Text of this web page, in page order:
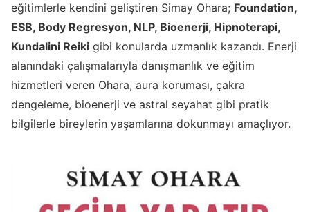
eğitimlerle kendini geliştiren Simay Ohara; Foundation,
ESB, Body Regresyon, NLP, Bioenerji, Hipnoterapi,
Kundalini Reiki gibi konularda uzmanlık kazandı. Enerji
alanındaki çalışmalarıyla danışmanlık ve eğitim
hizmetleri veren Ohara, aura koruması, çakra
dengeleme, bioenerji ve astral seyahat gibi pratik
bilgilerle bireylerin yaşamlarına dokunmayı amaçlıyor.